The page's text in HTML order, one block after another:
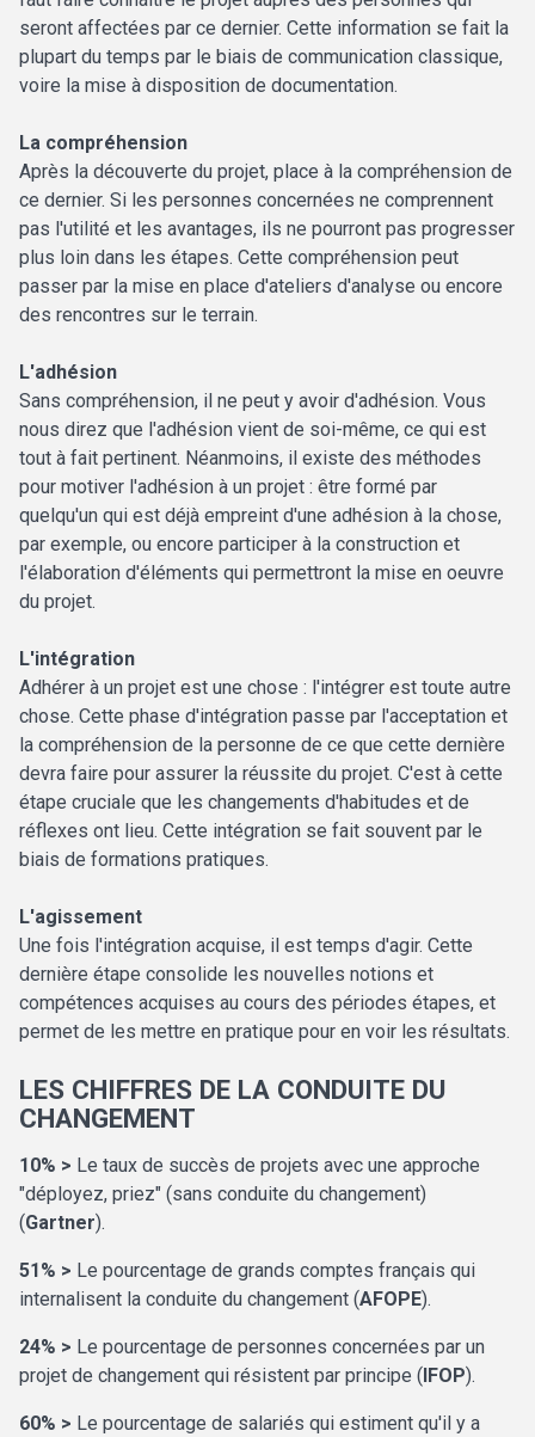
seront affectées par ce dernier. Cette information se fait la
plupart du temps par le biais de communication classique,
voire la mise à disposition de documentation.
La compréhension
Après la découverte du projet, place à la compréhension de
ce dernier. Si les personnes concernées ne comprennent
pas l'utilité et les avantages, ils ne pourront pas progresser
plus loin dans les étapes. Cette compréhension peut
passer par la mise en place d'ateliers d'analyse ou encore
des rencontres sur le terrain.
L'adhésion
Sans compréhension, il ne peut y avoir d'adhésion. Vous
nous direz que l'adhésion vient de soi-même, ce qui est
tout à fait pertinent. Néanmoins, il existe des méthodes
pour motiver l'adhésion à un projet : être formé par
quelqu'un qui est déjà empreint d'une adhésion à la chose,
par exemple, ou encore participer à la construction et
l'élaboration d'éléments qui permettront la mise en oeuvre
du projet.
L'intégration
Adhérer à un projet est une chose : l'intégrer est toute autre
chose. Cette phase d'intégration passe par l'acceptation et
la compréhension de la personne de ce que cette dernière
devra faire pour assurer la réussite du projet. C'est à cette
étape cruciale que les changements d'habitudes et de
réflexes ont lieu. Cette intégration se fait souvent par le
biais de formations pratiques.
L'agissement
Une fois l'intégration acquise, il est temps d'agir. Cette
dernière étape consolide les nouvelles notions et
compétences acquises au cours des périodes étapes, et
permet de les mettre en pratique pour en voir les résultats.
LES CHIFFRES DE LA CONDUITE DU
CHANGEMENT
10% > Le taux de succès de projets avec une approche
"déployez, priez" (sans conduite du changement)
(Gartner).
51% > Le pourcentage de grands comptes français qui
internalisent la conduite du changement (AFOPE).
24% > Le pourcentage de personnes concernées par un
projet de changement qui résistent par principe ( IFOP).
60% > Le pourcentage de salariés qui estiment qu'il y a